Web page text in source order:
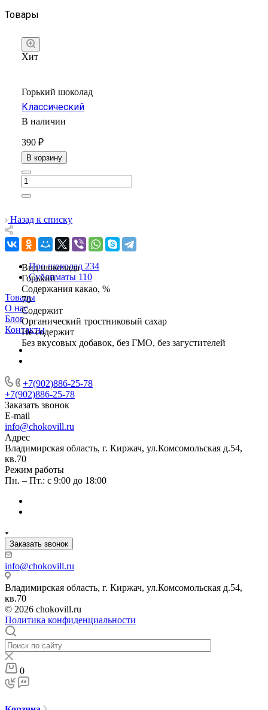
Товары
Вид шоколада
Горький
Содержания какао, %
70
Содержит
Органический тростниковый сахар
Не содержит
Без вкусовых добавок, без ГМО, без загустителей
Хит
Горький шоколад
Классический
В наличии
390 ₽
В корзину
Назад к списку
Про шоколад 234
Сублиматы 110
Товары
О нас
Блог
Контакты
+7(902)886-25-78
+7(902)886-25-78
Заказать звонок
E-mail
info@chokovill.ru
Адрес
Владимирская область, г. Киржач, ул.Комсомольская д.54,
кв.70
Режим работы
Пн. – Пт.: с 9:00 до 18:00
Заказать звонок
info@chokovill.ru
Владимирская область, г. Киржач, ул.Комсомольская д.54,
кв.70
© 2026 chokovill.ru
Политика конфиденциальности
0